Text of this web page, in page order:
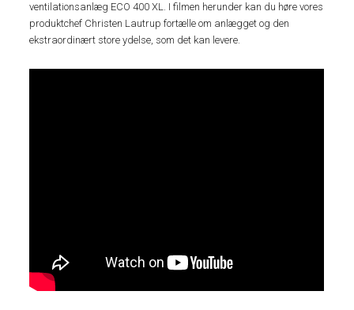
ventilationsanlæg ECO 400 XL. I filmen herunder kan du høre vores
produktchef Christen Lautrup fortælle om anlægget og den
ekstraordinært store ydelse, som det kan levere.